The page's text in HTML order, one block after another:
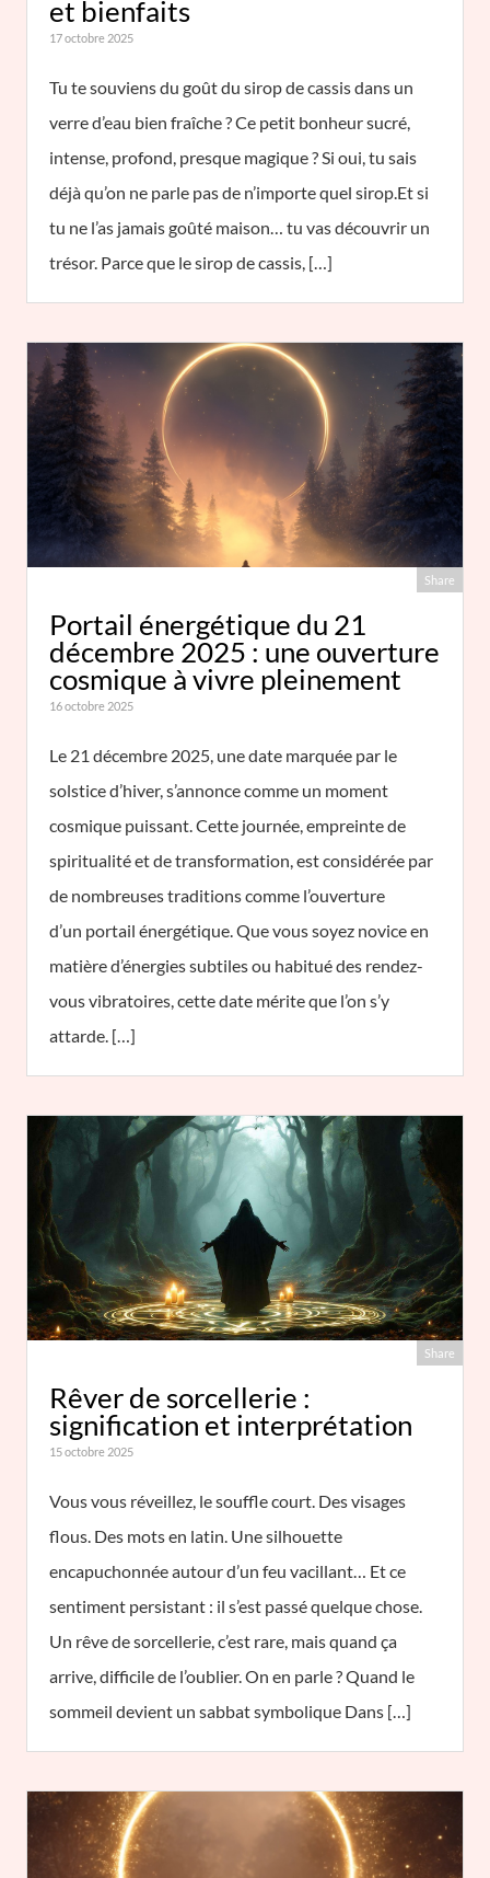
et bienfaits
17 octobre 2025
Tu te souviens du goût du sirop de cassis dans un
verre d’eau bien fraîche ? Ce petit bonheur sucré,
intense, profond, presque magique ? Si oui, tu sais
déjà qu’on ne parle pas de n’importe quel sirop.Et si
tu ne l’as jamais goûté maison… tu vas découvrir un
trésor. Parce que le sirop de cassis, […]
Share
Portail énergétique du 21
décembre 2025 : une ouverture
cosmique à vivre pleinement
16 octobre 2025
Le 21 décembre 2025, une date marquée par le
solstice d’hiver, s’annonce comme un moment
cosmique puissant. Cette journée, empreinte de
spiritualité et de transformation, est considérée par
de nombreuses traditions comme l’ouverture
d’un portail énergétique. Que vous soyez novice en
matière d’énergies subtiles ou habitué des rendez-
vous vibratoires, cette date mérite que l’on s’y
attarde. […]
Share
Rêver de sorcellerie :
signification et interprétation
15 octobre 2025
Vous vous réveillez, le souffle court. Des visages
flous. Des mots en latin. Une silhouette
encapuchonnée autour d’un feu vacillant… Et ce
sentiment persistant : il s’est passé quelque chose.
Un rêve de sorcellerie, c’est rare, mais quand ça
arrive, difficile de l’oublier. On en parle ? Quand le
sommeil devient un sabbat symbolique Dans […]